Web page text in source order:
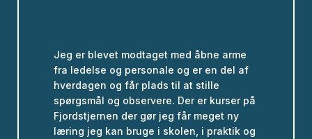
Jeg er blevet modtaget med åbne arme
fra ledelse og personale og er en del af
hverdagen og får plads til at stille
spørgsmål og observere. Der er kurser på
Fjordstjernen der gør jeg får meget ny
læring jeg kan bruge i skolen, i praktik og